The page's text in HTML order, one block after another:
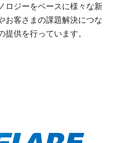
ロジーをベースに様々な新
お客さまの課題解決につな
提供を行っています。